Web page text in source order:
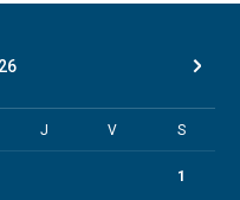
J V S
1